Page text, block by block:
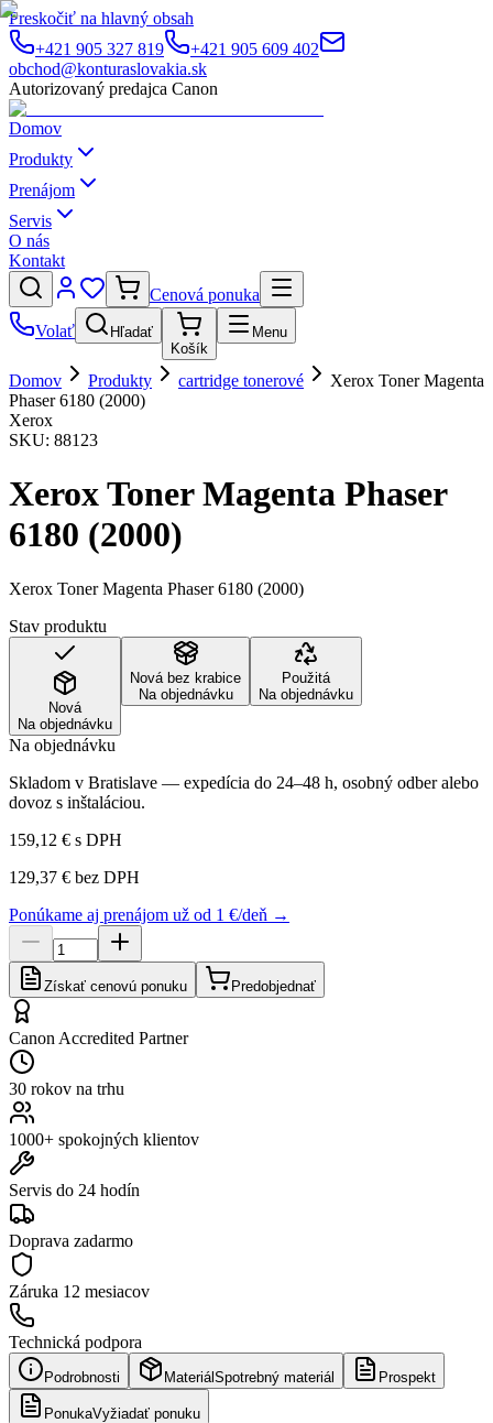
Preskočiť na hlavný obsah
+421 905 327 819
+421 905 609 402
obchod@konturaslovakia.sk
Autorizovaný predajca Canon
Domov
Produkty
Prenájom
Servis
O nás
Kontakt
Cenová ponuka
Volať
Hľadať
Košík
Menu
Domov Produkty cartridge tonerové
Xerox Toner Magenta
Phaser 6180 (2000)
Xerox
SKU: 88123
Xerox Toner Magenta Phaser
6180 (2000)
Xerox Toner Magenta Phaser 6180 (2000)
Stav produktu
Nová
Na objednávku
Nová bez krabice
Na objednávku
Použitá
Na objednávku
Na objednávku
Skladom v Bratislave — expedícia do 24–48 h, osobný odber alebo
dovoz s inštaláciou.
159,12 € s DPH
129,37 € bez DPH
Ponúkame aj prenájom už od 1 €/deň →
Získať cenovú ponuku Predobjednať
Canon Accredited Partner
30 rokov na trhu
1000+ spokojných klientov
Servis do 24 hodín
Doprava zadarmo
Záruka 12 mesiacov
Technická podpora
Podrobnosti Materiál Spotrebný materiál Prospekt
PonukaVyžiadať ponuku